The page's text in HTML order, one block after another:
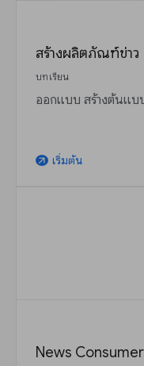
สร้างผลิตภัณฑ์ข่าว
บทเรียน
ออกแบบ สร้างต้นแ
arrow_outward เริ่มต้น
News